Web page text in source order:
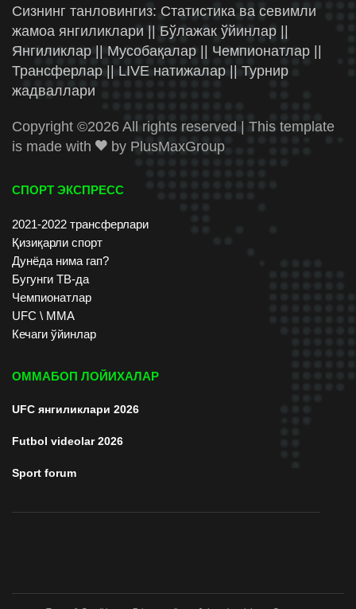
Сизнинг танловингиз: Статистика ва севимли
жамоа янгиликлари || Бўлажак ўйинлар ||
Янгиликлар || Мусобақалар || Чемпионатлар ||
Трансферлар || LIVE натижалар || Турнир
жадваллари
Copyright ©2026 All rights reserved | This template
is made with
by PlusMaxGroup
СПОРТ ЭКСПРЕСС
2021-2022 трансферлари
Қизиқарли спорт
Дунёда нима гап?
Бугунги ТВ-да
Чемпионатлар
UFC \ ММА
Кечаги ўйинлар
ОММАБОП ЛОЙИХАЛАР
UFC янгиликлари 2026
Futbol videolar 2026
Sport forum